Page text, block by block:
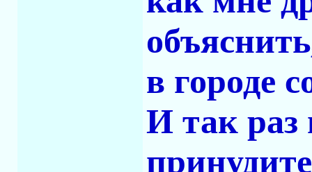
в городе
И так раз